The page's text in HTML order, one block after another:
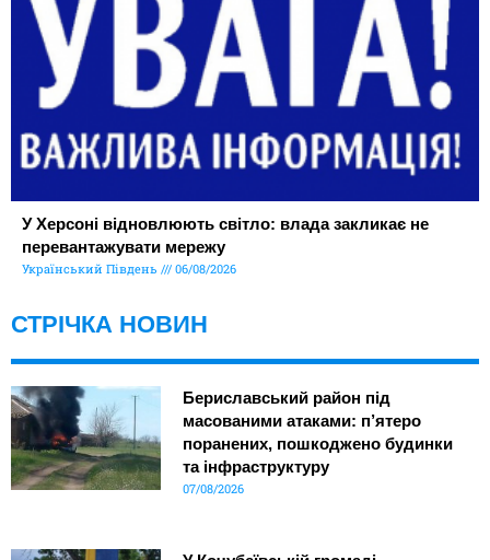
У Херсоні відновлюють світло: влада закликає не
перевантажувати мережу
Український Південь 06/08/2026
СТРІЧКА НОВИН
Бериславський район під
масованими атаками: п’ятеро
поранених, пошкоджено будинки
та інфраструктуру
07/08/2026